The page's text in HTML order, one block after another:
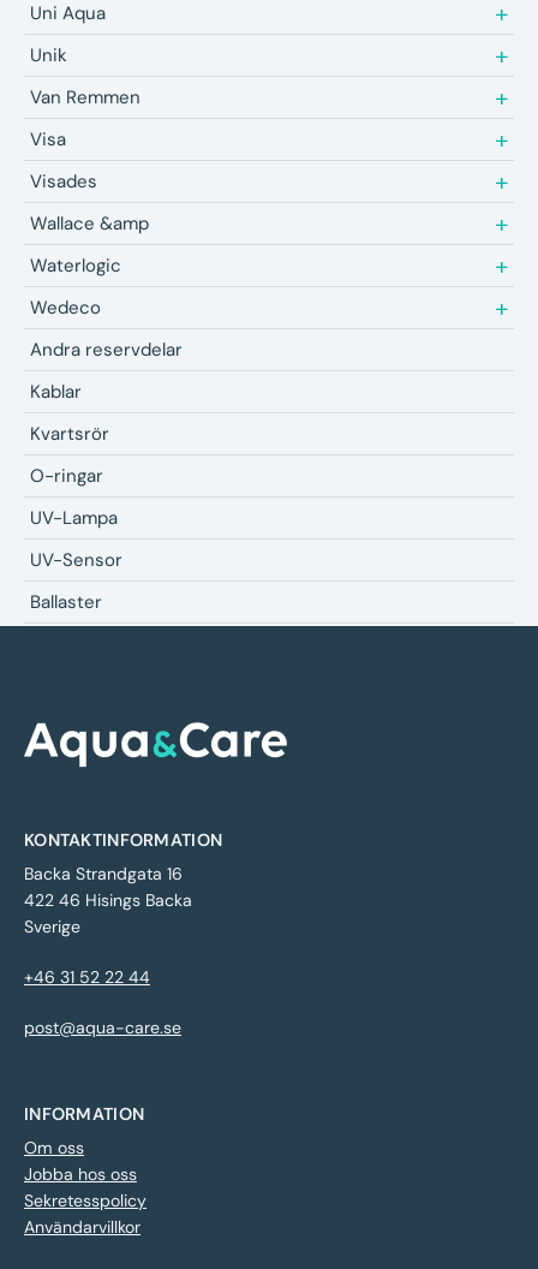
Andra reservdelar
Kablar
Kvartsrör
O-ringar
UV-Lampa
UV-Sensor
Ballaster
Uni Aqua
Unik
Van Remmen
Visa
Visades
Wallace &amp
Waterlogic
Wedeco
KONTAKTINFORMATION
Backa Strandgata 16
422 46 Hisings Backa
Sverige
+46 31 52 22 44
post@aqua-care.se
INFORMATION
Om oss
Jobba hos oss
Sekretesspolicy
Användarvillkor